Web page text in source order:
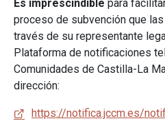
Es imprescindible para
proceso de subvención que
través de su representante
Plataforma de notificaciones
Comunidades de Castilla-La
dirección:
https://notifica.jccm.es/